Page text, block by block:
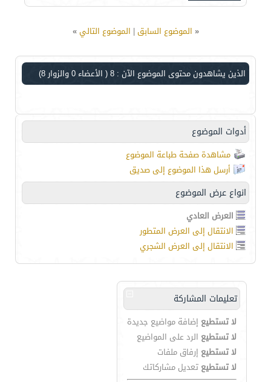
« الموضوع السابق| الموضوع التالي»
الذين يشاهدون محتوى الموضوع الآن : 8 ( الأعضاء 0 والزوار 8)
أدوات الموضوع
مشاهدة صفحة طباعة الموضوع
أرسل هذا الموضوع إلى صديق
انواع عرض الموضوع
العرض العادي
الانتقال إلى العرض المتطور
الانتقال إلى العرض الشجري
تعليمات المشاركة
لا تستطيع إضافة مواضيع جديدة
لا تستطيع الرد على المواضيع
لا تستطيع إرفاق ملفات
لا تستطيع تعديل مشاركاتك